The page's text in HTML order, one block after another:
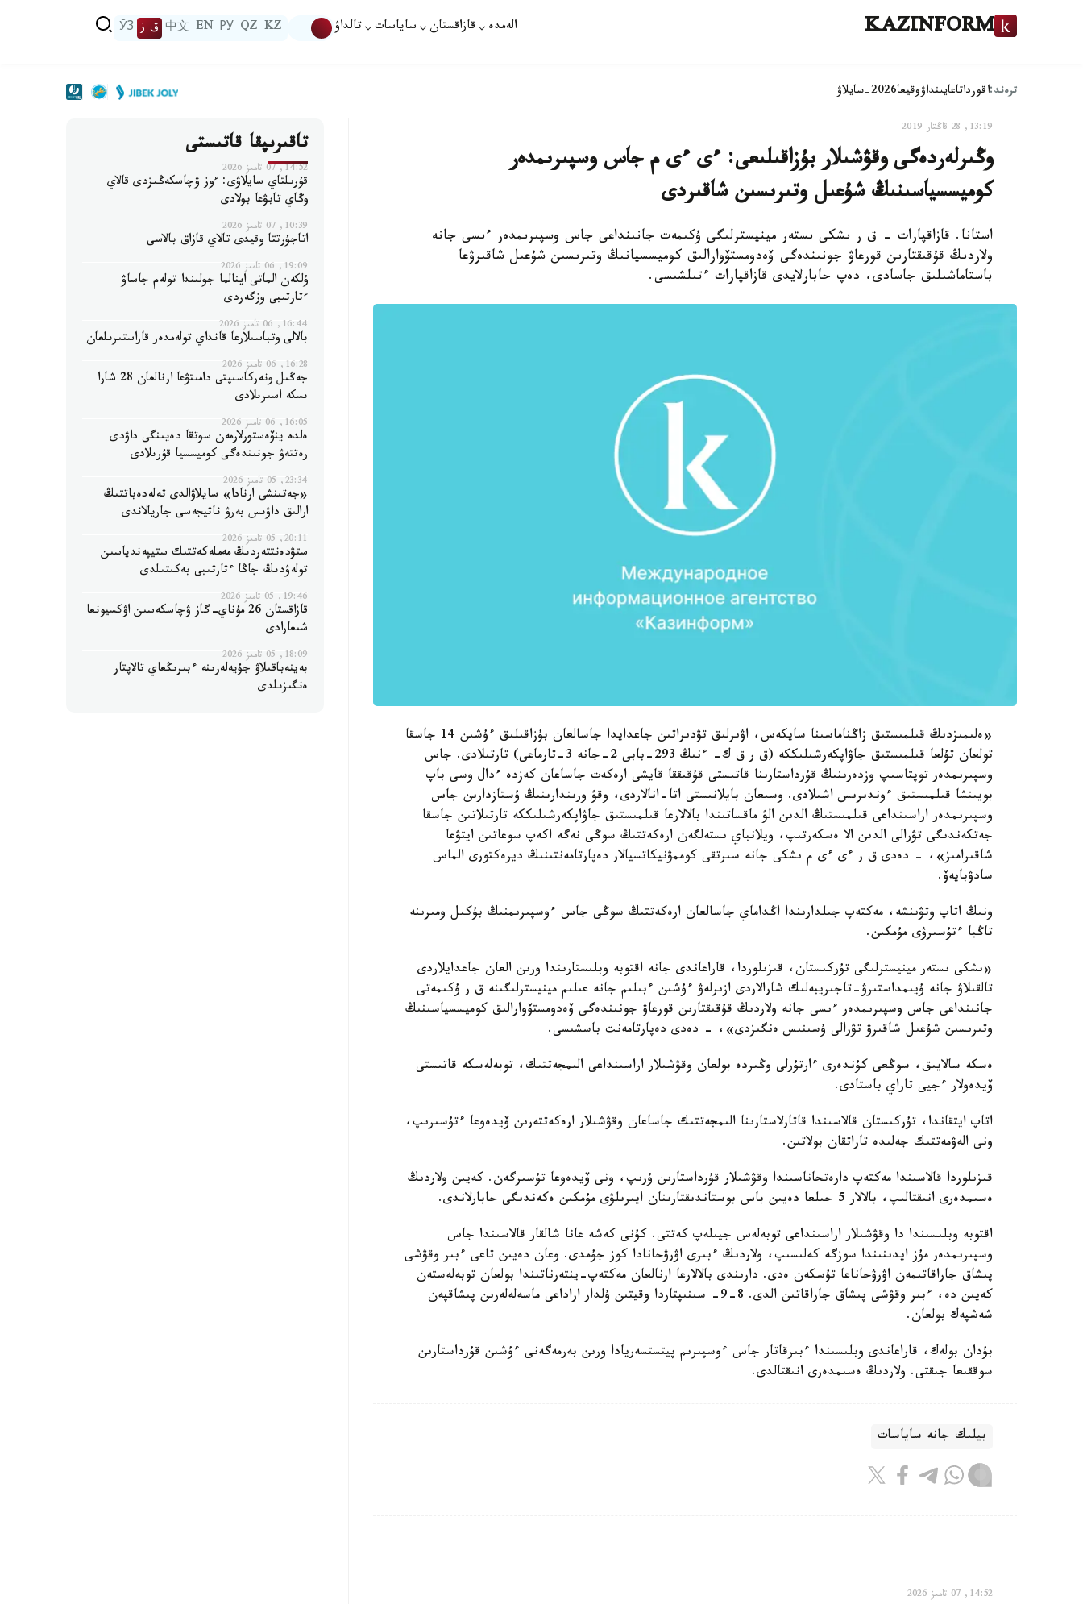
KAZINFORM الەمدە قازاقستان ساياسات تالداۋ KZ
QZ
РУ
EN
中文 ق ز ЎЗ
ترەند:اقورداتاعايىنداۋوقيعا2026-سايلاۋ
13:19, 28 قاڭتار 2019
وڭىرلەردەگى وقۋشىلار بۇزاقىلىعى: ءى ءى م جاس وسپىرىمدەر
كوميسسياسىنىڭ شۇعىل وتىرىسىن شاقىردى
استانا. قازاقپارات - ق ر ىشكى ىستەر مينيسترلىگى ۇكىمەت جانىنداعى جاس وسپىرىمدەر ءىسى جانە
ولاردىڭ قۇقىقتارىن قورعاۋ جونىندەگى ۆەدومستۆوارالىق كوميسسيانىڭ وتىرىسىن شۇعىل شاقىرۋعا
باستاماشىلىق جاسادى، دەپ حابارلايدى قازاقپارات ءتىلشىسى.
«ەلىمىزدىڭ قىلمىستىق زاڭناماسىنا سايكەس، اۋىرلىق تۋدىراتىن جاعدايدا جاسالعان بۇزاقىلىق ءۇشىن 14 جاسقا
تولعان تۇلعا قىلمىستىق جاۋاپكەرشىلىككە (ق ر ق ك- ءنىڭ 293-بابى 2-جانە 3-تارماعى) تارتىلادى. جاس
وسپىرىمدەر توپتاسىپ وزدەرىنىڭ قۇرداستارىنا قاتىستى قۇقىققا قايشى ارەكەت جاساعان كەزدە ءدال وسى باپ
بويىنشا قىلمىستىق ءوندىرىس اشىلادى. وسىعان بايلانىستى اتا-انالاردى، وقۋ ورىندارىنىڭ ۇستازدارىن جاس
وسپىرىمدەر اراسىنداعى قىلمىستىڭ الدىن الۋ ماقساتىندا بالالارعا قىلمىستىق جاۋاپكەرشىلىككە تارتىلاتىن جاسقا
جەتكەندىگى تۋرالى الدىن الا ەسكەرتىپ، ويلانباي ىستەلگەن ارەكەتتىڭ سوڭى نەگە اكەپ سوعاتىن ايتۋعا
شاقىرامىز»، - دەدى ق ر ءى ءى م ىشكى جانە سىرتقى كوممۋنيكاتسيالار دەپارتامەنتىنىڭ ديرەكتورى الماس
سادۋبايەۆ.
ونىڭ اتاپ وتۋىنشە، مەكتەپ جىلدارىندا اڭداماي جاسالعان ارەكەتتىڭ سوڭى جاس ءوسپىرىمنىڭ بۇكىل ومىرىنە
تاڭبا ءتۇسىرۋى مۇمكىن.
«ىشكى ىستەر مينيسترلىگى تۇركىستان، قىزىلوردا، قاراعاندى جانە اقتوبە وبلىستارىندا ورىن العان جاعدايلاردى
تالقىلاۋ جانە ۇيىمداستىرۋ-تاجىريبەلىك شارالاردى ازىرلەۋ ءۇشىن ءبىلىم جانە عىلىم مينيسترلىگىنە ق ر ۇكىمەتى
جانىنداعى جاس وسپىرىمدەر ءىسى جانە ولاردىڭ قۇقىقتارىن قورعاۋ جونىندەگى ۆەدومستۆوارالىق كوميسسياسىنىڭ
وتىرىسىن شۇعىل شاقىرۋ تۋرالى ۇسىنىس ەنگىزدى»، - دەدى دەپارتامەنت باسشىسى.
ەسكە سالايىق، سوڭعى كۇندەرى ءارتۇرلى وڭىردە بولعان وقۋشىلار اراسىنداعى الىمجەتتىك، توبەلەسكە قاتىستى
ۆيدەولار ءجيى تاراي باستادى.
اتاپ ايتقاندا، تۇركىستان قالاسىندا قاتارلاستارىنا الىمجەتتىك جاساعان وقۋشىلار ارەكەتتەرىن ۆيدەوعا ءتۇسىرىپ،
ونى الەۋمەتتىك جەلىدە تاراتقان بولاتىن.
قىزىلوردا قالاسىندا مەكتەپ دارەتحاناسىندا وقۋشىلار قۇرداستارىن ۇرىپ، ونى ۆيدەوعا تۇسىرگەن. كەيىن ولاردىڭ
ەسىمدەرى انىقتالىپ، بالالار 5 جىلعا دەيىن باس بوستاندىقتارىنان ايىرىلۋى مۇمكىن ەكەندىگى حابارلاندى.
اقتوبە وبلىسىندا دا وقۋشىلار اراسىنداعى توبەلەس جيىلەپ كەتتى. كۇنى كەشە عانا شالقار قالاسىندا جاس
وسپىرىمدەر مۇز ايدىنىندا سوزگە كەلىسىپ، ولاردىڭ ءبىرى اۋرۋحانادا كوز جۇمدى. وعان دەيىن تاعى ءبىر وقۋشى
پىشاق جاراقاتىمەن اۋرۋحاناعا تۇسكەن ەدى. دارىندى بالالارعا ارنالعان مەكتەپ-ينتەرناتىندا بولعان توبەلەستەن
كەيىن دە، ءبىر وقۋشى پىشاق جاراقاتىن الدى. 8-9- سىنىپتاردا وقيتىن ۇلدار اراداعى ماسەلەلەرىن پىشاقپەن
شەشپەك بولعان.
بۇدان بولەك، قاراعاندى وبلىسىندا ءبىرقاتار جاس ءوسپىرىم پيتستسەريادا ورىن بەرمەگەنى ءۇشىن قۇرداستارىن
سوققىعا جىقتى. ولاردىڭ ەسىمدەرى انىقتالدى.
بيلىك جانە ساياسات
14:52, 07 تامىز 2026
تاقىرىپقا قاتىستى
14:52, 07 تامىز 2026
قۇرىلتاي سايلاۋى: ءوز ۋچاسكەڭىزدى قالاي
وڭاي تابۋعا بولادى
10:39, 07 تامىز 2026
اتاجۇرتتا وقيدى تالاي قازاق بالاسى
19:09, 06 تامىز 2026
ۇلكەن الماتى اينالما جولىندا تولەم جاساۋ
ءتارتىبى وزگەردى
16:44, 06 تامىز 2026
بالالى وتباسىلارعا قانداي تولەمدەر قاراستىرىلعان
16:28, 06 تامىز 2026
جەڭىل ونەركاسىپتى دامىتۋعا ارنالعان 28 شارا
ىسكە اسىرىلادى
16:05, 06 تامىز 2026
ەلدە ينۆەستورلارمەن سوتقا دەيىنگى داۋدى
رەتتەۋ جونىندەگى كوميسسيا قۇرىلادى
23:34, 05 تامىز 2026
«جەتىنشى ارنادا» سايلاۋالدى تەلەدەباتتىڭ
ارالىق داۋىس بەرۋ ناتيجەسى جاريالاندى
20:11, 05 تامىز 2026
ستۋدەنتتەردىڭ مەملەكەتتىك ستيپەندياسىن
تولەۋدىڭ جاڭا ءتارتىبى بەكىتىلدى
19:46, 05 تامىز 2026
قازاقستان 26 مۇناي-گاز ۋچاسكەسىن اۋكسيونعا
شىعارادى
18:09, 05 تامىز 2026
بەينەباقىلاۋ جۇيەلەرىنە ءبىرىڭعاي تالاپتار
ەنگىزىلدى